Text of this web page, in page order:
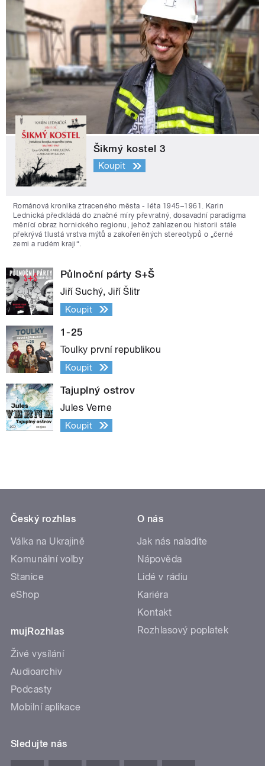
Šikmý kostel 3
Koupit
Románová kronika ztraceného města - léta 1945–1961. Karin
Lednická předkládá do značné míry převratný, dosavadní paradigma
měnící obraz hornického regionu, jehož zahlazenou historii stále
překrývá tlustá vrstva mýtů a zakořeněných stereotypů o „černé
zemi a rudém kraji“.
Půlnoční párty S+Š
Jiří Suchý, Jiří Šlitr
Koupit
1-25
Toulky první republikou
Koupit
Tajuplný ostrov
Jules Verne
Koupit
Český rozhlas
Válka na Ukrajině
Komunální volby
Stanice
eShop
mujRozhlas
Živé vysílání
Audioarchiv
Podcasty
Mobilní aplikace
O nás
Jak nás naladíte
Nápověda
Lidé v rádiu
Kariéra
Kontakt
Rozhlasový poplatek
Sledujte nás